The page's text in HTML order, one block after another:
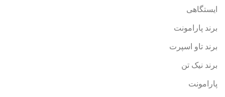
ایستگاهی
برند پارامونت
برند تاو اسپرت
برند نیک تن
پارامونت